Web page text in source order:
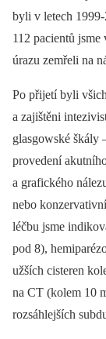
byli v letech
112 pacientů
úrazu zemřeli na
Po přijetí byli
a zajištěni
glasgowské škály
provedení
a grafického
nebo
léčbu jsme
pod 8),
užších cisteren
na CT (kolem 10
rozsáhlejších